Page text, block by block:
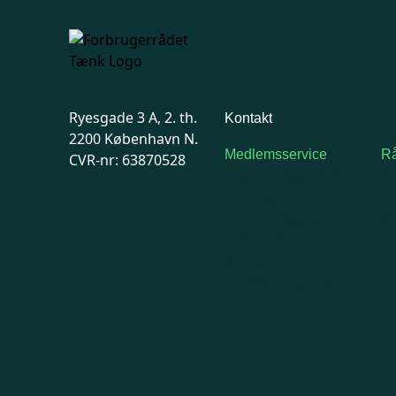
Ryesgade 3 A, 2. th.
2200 København N.
CVR-nr: 63870528
Kontakt
Medlemsservice